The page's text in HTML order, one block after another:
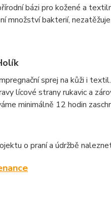
bázi pro kožené a
množství bakterií,
sprej na kůži i
lícové strany rukavic a
minimálně 12 hodin
o praní a údržbě